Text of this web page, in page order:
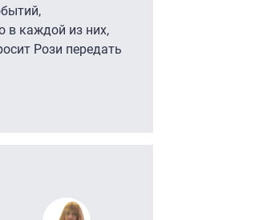
в каждой из них,
Рози передать